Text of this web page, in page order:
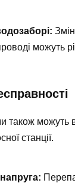
можуть
також можуть
станції.